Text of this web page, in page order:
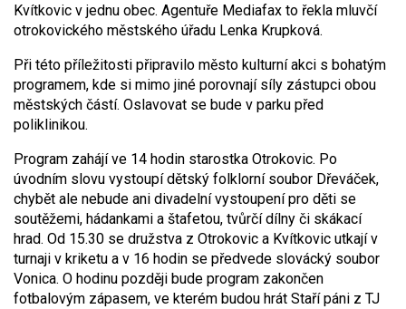
Kvítkovic v jednu obec. Agentuře Mediafax to řekla mluvčí
otrokovického městského úřadu Lenka Krupková.
Při této příležitosti připravilo město kulturní akci s bohatým
programem, kde si mimo jiné porovnají síly zástupci obou
městských částí. Oslavovat se bude v parku před
poliklinikou.
Program zahájí ve 14 hodin starostka Otrokovic. Po
úvodním slovu vystoupí dětský folklorní soubor Dřeváček,
chybět ale nebude ani divadelní vystoupení pro děti se
soutěžemi, hádankami a štafetou, tvůrčí dílny či skákací
hrad. Od 15.30 se družstva z Otrokovic a Kvítkovic utkají v
turnaji v kriketu a v 16 hodin se předvede slovácký soubor
Vonica. O hodinu později bude program zakončen
fotbalovým zápasem, ve kterém budou hrát Staří páni z TJ